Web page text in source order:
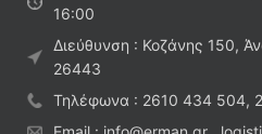
16:00
Διεύθυνση : Κοζάνης 150,
26443
Τηλέφωνα : 2610 434 504,